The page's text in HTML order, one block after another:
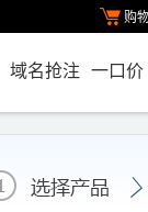
购
域名抢注 一口价